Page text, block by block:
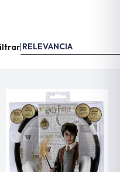
RELEVANCIA